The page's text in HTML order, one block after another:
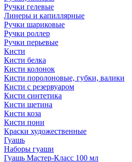
Ручки гелевые
Линеры и капиллярные
Ручки шариковые
Ручки роллер
Ручки перьевые
Кисти
Кисти белка
Кисти колонок
Кисти поролоновые, губки, валики
Кисти с резервуаром
Кисти синтетика
Кисти щетина
Кисти коза
Кисти пони
Краски художественные
Гуашь
Наборы гуаши
Гуашь Мастер-Класс 100 мл